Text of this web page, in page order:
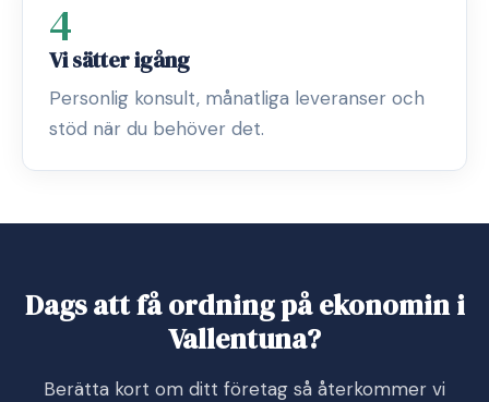
4
Vi sätter igång
Personlig konsult, månatliga leveranser och
stöd när du behöver det.
Dags att få ordning på ekonomin i
Vallentuna?
Berätta kort om ditt företag så återkommer vi